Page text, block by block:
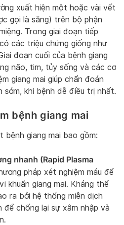
xuất hiện một hoặc vài vết
gọi là săng) trên bộ phận
Trong giai đoạn tiếp
các triệu chứng giống như
đoạn cuối của bệnh giang
não, tim, tủy sống và các cơ
giang mai giúp chẩn đoán
sớm, khi bệnh dễ điều trị nhất.
bệnh giang mai
bệnh giang mai bao gồm:
nhanh (Rapid Plasma
pháp xét nghiệm máu để
khuẩn giang mai. Kháng thể
ra bởi hệ thống miễn dịch
để chống lại sự xâm nhập và